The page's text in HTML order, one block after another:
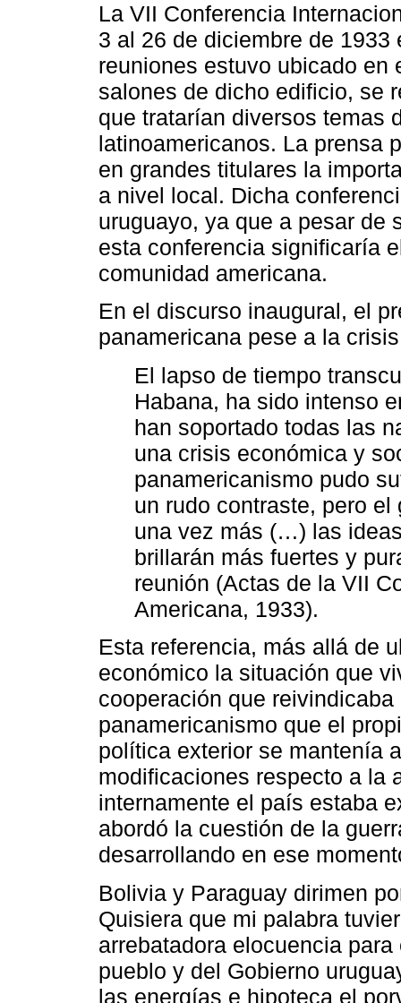
La VII Conferencia
3 al 26 de diciembre de
reuniones estuvo ubicado
salones de dicho edificio, se
que tratarían diversos temas
latinoamericanos. La prensa
en grandes titulares la
a nivel local. Dicha
uruguayo, ya que a pesar de
esta conferencia significaría
comunidad americana.
En el discurso inaugural, el
panamericana pese a la
El lapso de tiempo
Habana, ha sido intenso
han soportado todas las
una crisis económica y
panamericanismo pudo
un rudo contraste, pero
una vez más (…) las
brillarán más fuertes y
reunión (Actas de la VII
Americana, 1933).
Esta referencia, más allá de
económico la situación que
cooperación que
panamericanismo que el
política exterior se mantenía
modificaciones respecto a la
internamente el país estaba
abordó la cuestión de la
desarrollando en ese
Bolivia y Paraguay dirimen
Quisiera que mi palabra
arrebatadora elocuencia
pueblo y del Gobierno
las energías e hipoteca el